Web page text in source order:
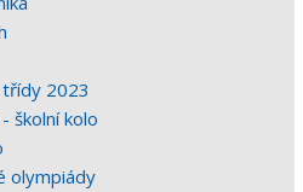
třídy 2023
školní kolo
olympiády